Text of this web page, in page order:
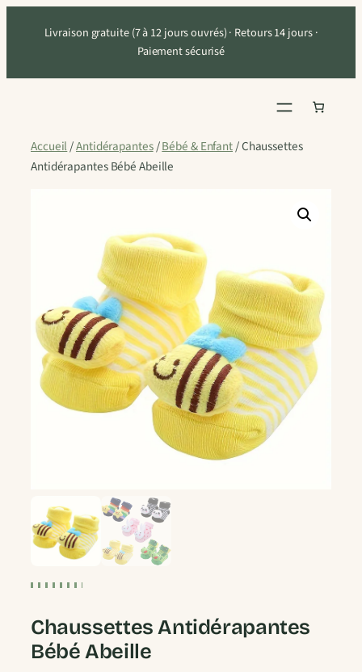
Livraison gratuite (7 à 12 jours ouvrés) · Retours 14 jours ·
Paiement sécurisé
Accueil/Antidérapantes/Bébé & Enfant/ Chaussettes
Antidérapantes Bébé Abeille
Chaussettes Antidérapantes
Bébé Abeille